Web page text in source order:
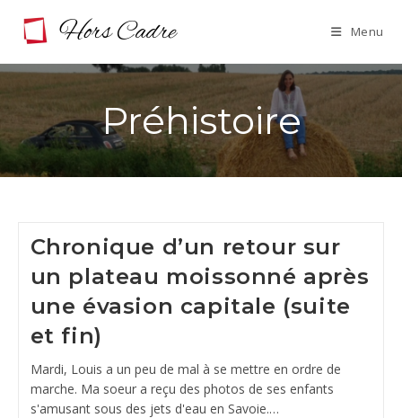
Menu
Préhistoire
Chronique d’un retour sur
un plateau moissonné après
une évasion capitale (suite
et fin)
Mardi, Louis a un peu de mal à se mettre en ordre de
marche. Ma soeur a reçu des photos de ses enfants
s'amusant sous des jets d'eau en Savoie.…